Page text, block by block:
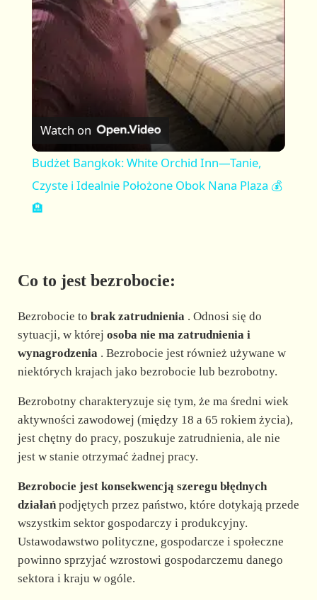
a
y
V
i
o
Watch on
Budżet Bangkok: White Orchid Inn—Tanie,
Czyste i Idealnie Położone Obok Nana Plaza 💰
🏨
Co to jest bezrobocie:
Bezrobocie to brak zatrudnienia. Odnosi się do
sytuacji, w której osoba nie ma zatrudnienia i
wynagrodzenia. Bezrobocie jest również używane w
niektórych krajach jako bezrobocie lub bezrobotny.
Bezrobotny charakteryzuje się tym, że ma średni wiek
aktywności zawodowej (między 18 a 65 rokiem życia),
jest chętny do pracy, poszukuje zatrudnienia, ale nie
jest w stanie otrzymać żadnej pracy.
Bezrobocie jest konsekwencją szeregu błędnych
działańpodjętych przez państwo, które dotykają przede
wszystkim sektor gospodarczy i produkcyjny.
Ustawodawstwo polityczne, gospodarcze i społeczne
powinno sprzyjać wzrostowi gospodarczemu danego
sektora i kraju w ogóle.